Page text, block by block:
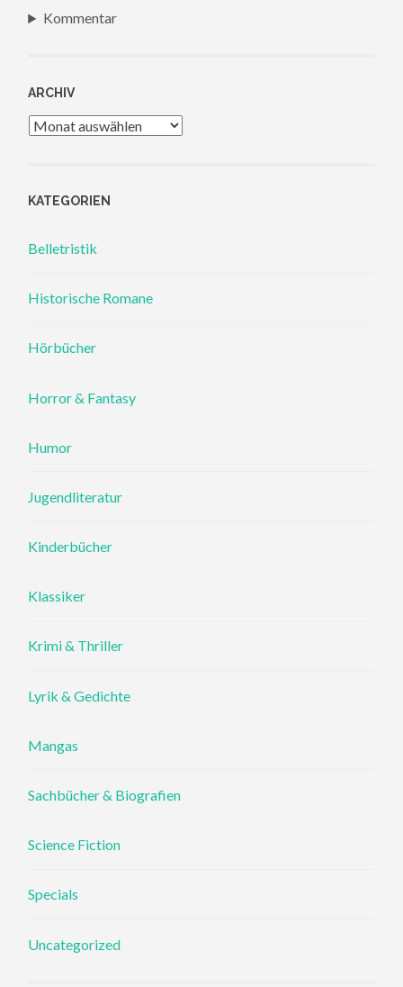
Kommentar
ARCHIV
Archiv
KATEGORIEN
Belletristik
Historische Romane
Hörbücher
Horror & Fantasy
Humor
Jugendliteratur
Kinderbücher
Klassiker
Krimi & Thriller
Lyrik & Gedichte
Mangas
Sachbücher & Biografien
Science Fiction
Specials
Uncategorized